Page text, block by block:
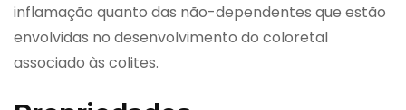
inflamação quanto das não-dependentes que estão
envolvidas no desenvolvimento do coloretal
associado às colites.